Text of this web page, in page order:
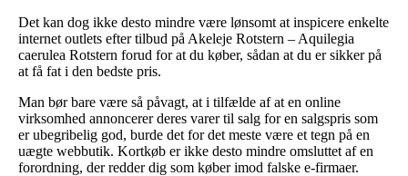
Det kan dog ikke desto mindre være lønsomt at inspicere enkelte
internet outlets efter tilbud på Akeleje Rotstern – Aquilegia
caerulea Rotstern forud for at du køber, sådan at du er sikker på
at få fat i den bedste pris.
Man bør bare være så påvagt, at i tilfælde af at en online
virksomhed annoncerer deres varer til salg for en salgspris som
er ubegribelig god, burde det for det meste være et tegn på en
uægte webbutik. Kortkøb er ikke desto mindre omsluttet af en
forordning, der redder dig som køber imod falske e-firmaer.